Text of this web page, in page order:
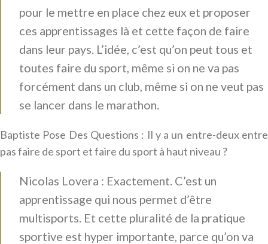
pour le mettre en place chez eux et proposer
ces apprentissages là et cette façon de faire
dans leur pays. L’idée, c’est qu’on peut tous et
toutes faire du sport, même si on ne va pas
forcément dans un club, même si on ne veut pas
se lancer dans le marathon.
Baptiste Pose Des Questions : Il y a un entre-deux entre
pas faire de sport et faire du sport à haut niveau ?
Nicolas Lovera : Exactement. C’est un
apprentissage qui nous permet d’être
multisports. Et cette pluralité de la pratique
sportive est hyper importante, parce qu’on va